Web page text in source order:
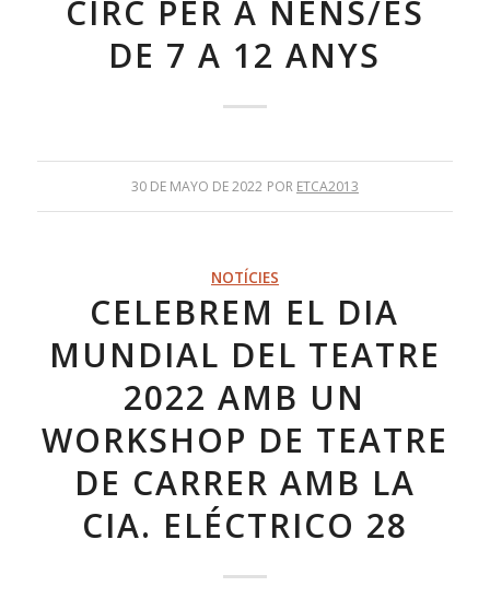
CIRC PER A NENS/ES
DE 7 A 12 ANYS
30 DE MAYO DE 2022 POR ETCA2013
NOTÍCIES
CELEBREM EL DIA
MUNDIAL DEL TEATRE
2022 AMB UN
WORKSHOP DE TEATRE
DE CARRER AMB LA
CIA. ELÉCTRICO 28